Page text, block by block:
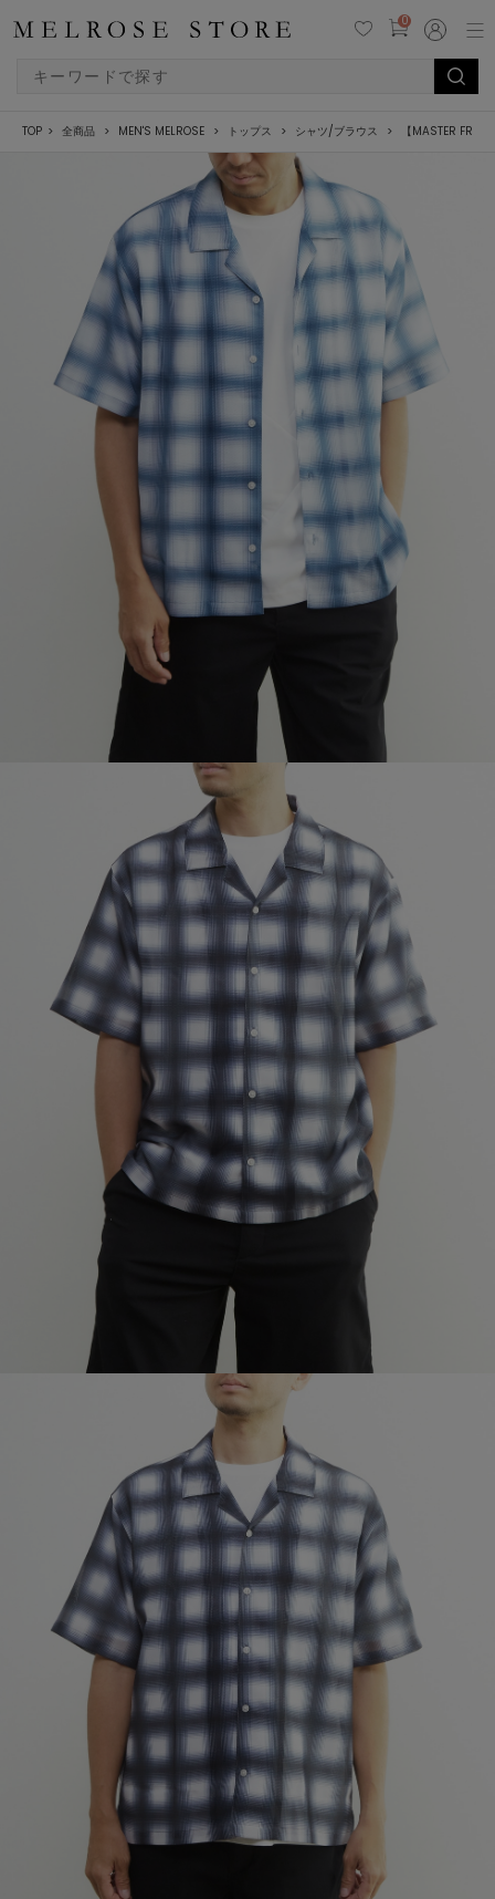
0
TOP 全商品 MEN'S MELROSE トップス シャツ/ブラウス 【MASTER